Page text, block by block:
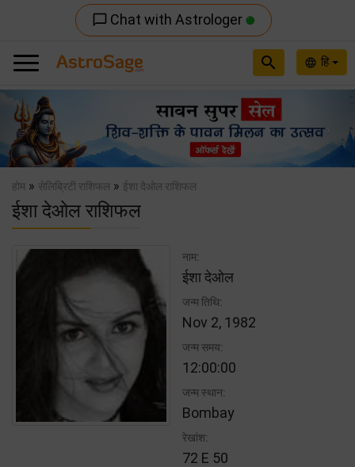
chat_bubble_outline Chat with Astrologer
language हि
search
Previous
होम » सेलिब्रिटी राशिफल » ईशा देओल राशिफल
ईशा देओल राशिफल
नाम:
ईशा देओल
जन्म तिथि:
Nov 2, 1982
जन्म समय:
12:00:00
जन्म स्थान:
Bombay
रेखांश:
72 E 50